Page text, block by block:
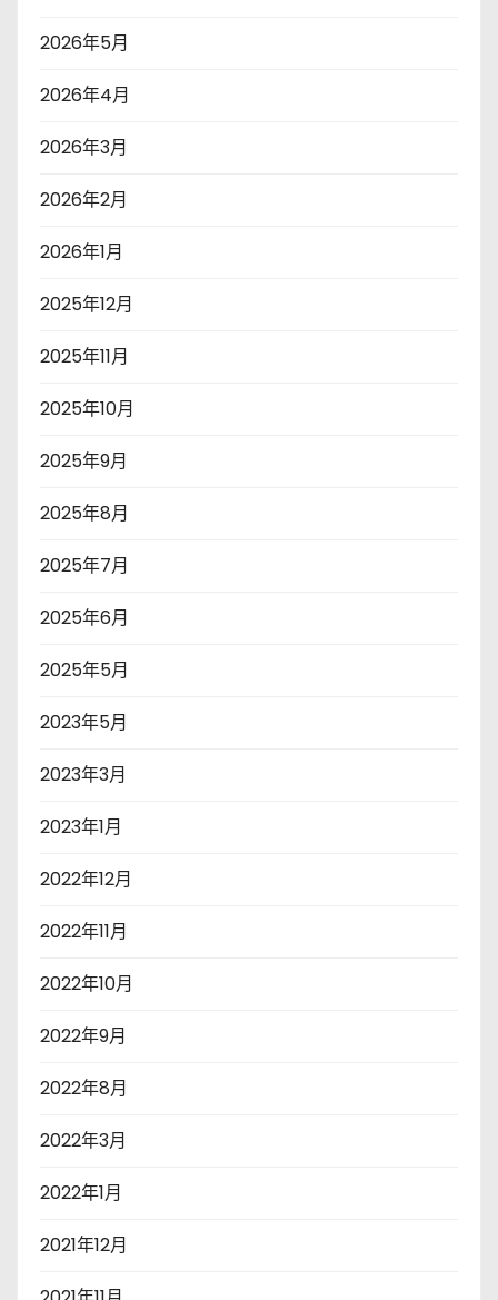
2026年5月
2026年4月
2026年3月
2026年2月
2026年1月
2025年12月
2025年11月
2025年10月
2025年9月
2025年8月
2025年7月
2025年6月
2025年5月
2023年5月
2023年3月
2023年1月
2022年12月
2022年11月
2022年10月
2022年9月
2022年8月
2022年3月
2022年1月
2021年12月